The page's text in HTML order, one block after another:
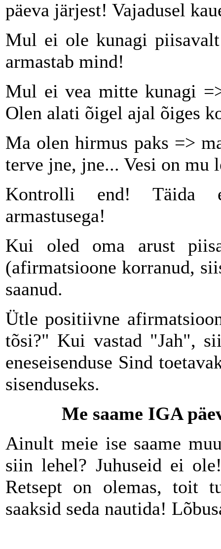
päeva järjest! Vajadusel
Mul ei ole kunagi
armastab mind!
Mul ei vea mitte kunagi
Olen alati õigel ajal õiges
Ma olen hirmus paks =>
terve jne, jne... Vesi on
Kontrolli end! Täida
armastusega!
Kui oled oma arust
(afirmatsioone korranud,
saanud.
Ütle positiivne
tõsi?" Kui vastad "Jah",
eneseisenduse Sind
sisenduseks.
Me saame IGA
Ainult meie ise saame
siin lehel? Juhuseid ei
Retsept on olemas, toit
saaksid seda nautida!